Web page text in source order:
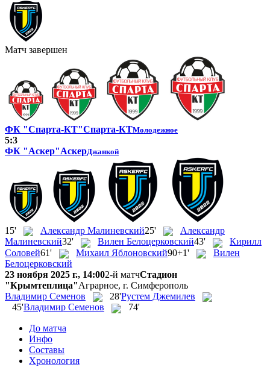
Матч завершен
ФК "Спарта-КТ"Спарта-КТМолодежное
5:3
ФК "Аскер"АскерДжанкой
15' Александр Малиневский25'
Александр
Малиневский32' Вилен Белоцерковский43'
Кирилл
Соловей61' Михаил Яблоновский90+1'
Вилен
Белоцерковский
23 ноября 2025 г., 14:002-й матчСтадион
"Крымтеплица"Аграрное, г. Симферополь
Владимир Семенов
28'Рустем Джемилев
45'Владимир Семенов 74'
До матча
Инфо
Составы
Хронология